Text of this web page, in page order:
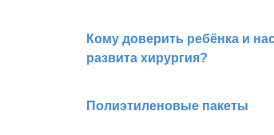
Кому доверить ребёнка и
развита хирургия?
Полиэтиленовые пакеты